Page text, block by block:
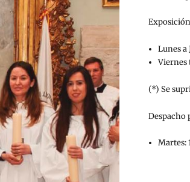
Lunes a
Viernes
(*) Se
Despacho
Martes: